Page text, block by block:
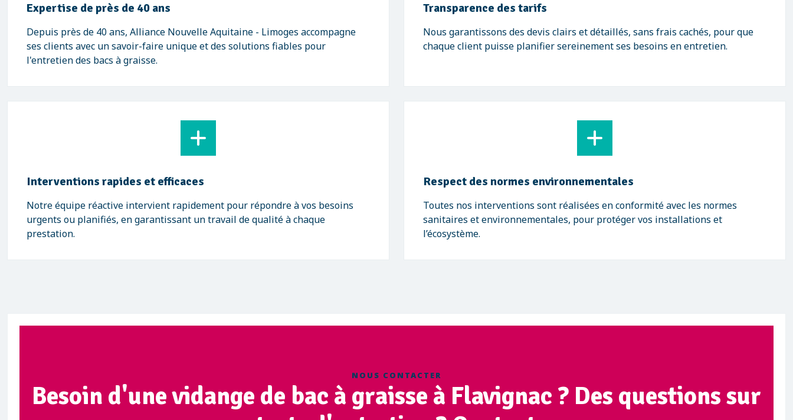
Expertise de près de 40 ans
Depuis près de 40 ans, Alliance Nouvelle Aquitaine - Limoges accompagne
ses clients avec un savoir-faire unique et des solutions fiables pour
l'entretien des bacs à graisse.
Transparence des tarifs
Nous garantissons des devis clairs et détaillés, sans frais cachés, pour que
chaque client puisse planifier sereinement ses besoins en entretien.
Interventions rapides et efficaces
Notre équipe réactive intervient rapidement pour répondre à vos besoins
urgents ou planifiés, en garantissant un travail de qualité à chaque
prestation.
Respect des normes environnementales
Toutes nos interventions sont réalisées en conformité avec les normes
sanitaires et environnementales, pour protéger vos installations et
l’écosystème.
NOUS CONTACTER
Besoin d'une vidange de bac à graisse à Flavignac ? Des questions sur